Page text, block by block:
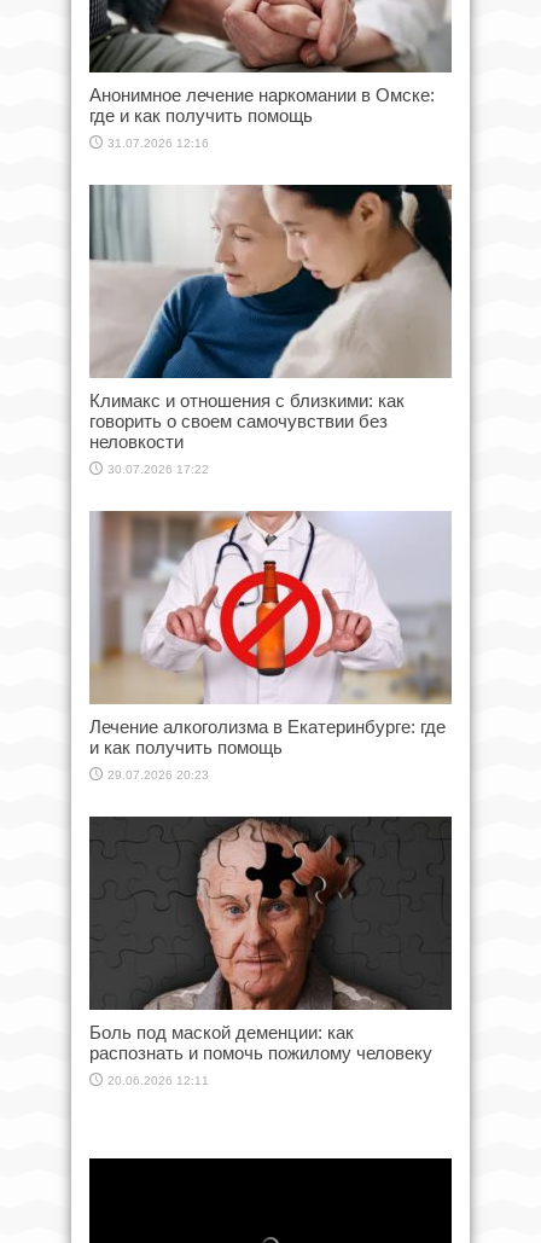
Анонимное лечение наркомании в Омске:
где и как получить помощь
31.07.2026 12:16
Климакс и отношения с близкими: как
говорить о своем самочувствии без
неловкости
30.07.2026 17:22
Лечение алкоголизма в Екатеринбурге: где
и как получить помощь
29.07.2026 20:23
Боль под маской деменции: как
распознать и помочь пожилому человеку
20.06.2026 12:11